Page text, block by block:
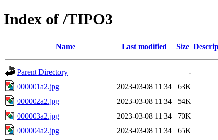
Index of /TIPO3
Name Last modified Size
Parent Directory
-
000001a2.jpg
2023-03-08 11:34
63K
000002a2.jpg
2023-03-08 11:34
54K
000003a2.jpg
2023-03-08 11:34
70K
000004a2.jpg
2023-03-08 11:34
65K